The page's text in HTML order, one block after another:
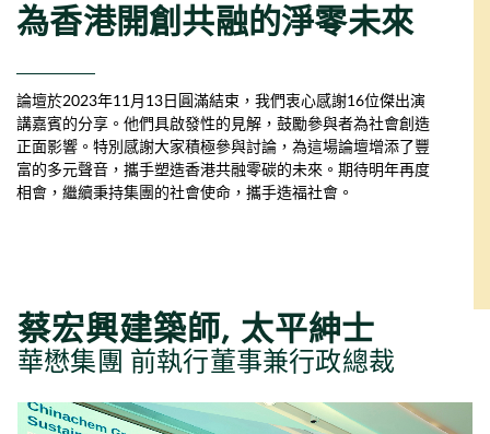
為香港開創共融的淨零未來
論壇於2023年11月13日圓滿結束，我們衷心感謝16位傑出演
講嘉賓的分享。他們具啟發性的見解，鼓勵參與者為社會創造
正面影響。特別感謝大家積極參與討論，為這場論壇增添了豐
富的多元聲音，攜手塑造香港共融零碳的未來。期待明年再度
相會，繼續秉持集團的社會使命，攜手造福社會。
蔡宏興建築師, 太平紳士
華懋集團 前執行董事兼行政總裁